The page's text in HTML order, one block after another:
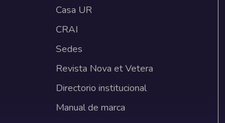
Casa UR
CRAI
Sedes
Revista Nova et Vetera
Directorio institucional
Manual de marca